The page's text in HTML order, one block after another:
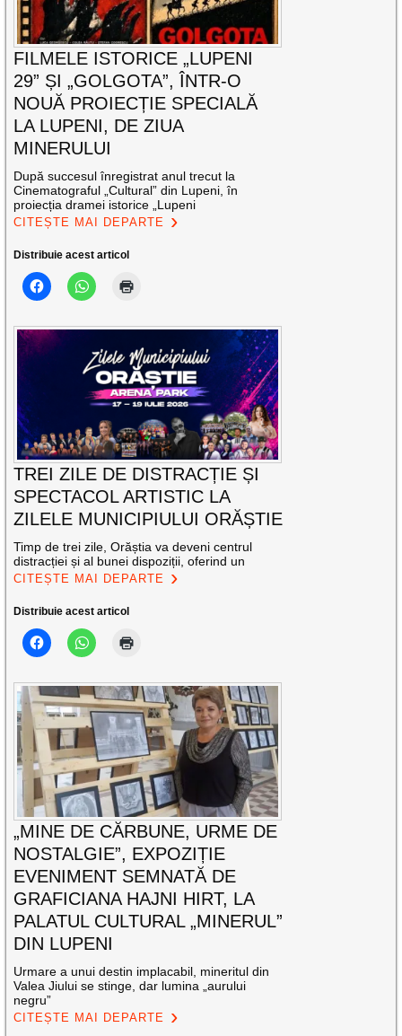
FILMELE ISTORICE „LUPENI
29” ȘI „GOLGOTA”, ÎNTR-O
NOUĂ PROIECȚIE SPECIALĂ
LA LUPENI, DE ZIUA
MINERULUI
După succesul înregistrat anul trecut la
Cinematograful „Cultural” din Lupeni, în
proiecția dramei istorice „Lupeni
CITEȘTE MAI DEPARTE
Distribuie acest articol
TREI ZILE DE DISTRACȚIE ȘI
SPECTACOL ARTISTIC LA
ZILELE MUNICIPIULUI ORĂȘTIE
Timp de trei zile, Orăștia va deveni centrul
distracției și al bunei dispoziții, oferind un
CITEȘTE MAI DEPARTE
Distribuie acest articol
„MINE DE CĂRBUNE, URME DE
NOSTALGIE”, EXPOZIȚIE
EVENIMENT SEMNATĂ DE
GRAFICIANA HAJNI HIRT, LA
PALATUL CULTURAL „MINERUL”
DIN LUPENI
Urmare a unui destin implacabil, mineritul din
Valea Jiului se stinge, dar lumina „aurului
negru”
CITEȘTE MAI DEPARTE